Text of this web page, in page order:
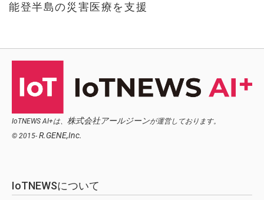
能登半島の災害医療を支援
IoTNEWS AI+は、 株式会社アールジーンが運営しております。
© 2015- R.GENE,Inc.
IoTNEWSについて